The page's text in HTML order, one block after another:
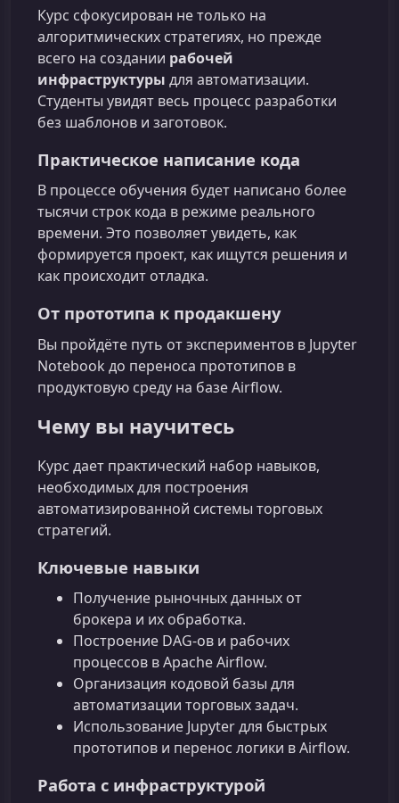
Курс сфокусирован не только на
алгоритмических стратегиях, но прежде
всего на создании рабочей
инфраструктуры для автоматизации.
Студенты увидят весь процесс разработки
без шаблонов и заготовок.
Практическое написание кода
В процессе обучения будет написано более
тысячи строк кода в режиме реального
времени. Это позволяет увидеть, как
формируется проект, как ищутся решения и
как происходит отладка.
От прототипа к продакшену
Вы пройдёте путь от экспериментов в Jupyter
Notebook до переноса прототипов в
продуктовую среду на базе Airflow.
Чему вы научитесь
Курс дает практический набор навыков,
необходимых для построения
автоматизированной системы торговых
стратегий.
Ключевые навыки
Получение рыночных данных от
брокера и их обработка.
Построение DAG‑ов и рабочих
процессов в Apache Airflow.
Организация кодовой базы для
автоматизации торговых задач.
Использование Jupyter для быстрых
прототипов и перенос логики в Airflow.
Работа с инфраструктурой